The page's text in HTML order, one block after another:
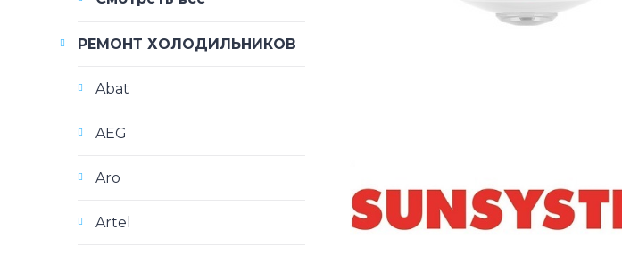
РЕМОНТ ХОЛОДИЛЬНИКОВ
Abat
AEG
Aro
Artel